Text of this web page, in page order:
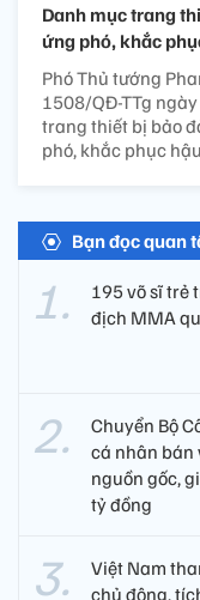
Danh mục trang
ứng phó, khắc
Phó Thủ tướng
1508/QĐ-TTg
trang thiết bị bảo
phó, khắc phục
Bạn đọc quan
195 võ sĩ trẻ
địch MMA
Chuyển Bộ
cá nhân bán
nguồn gốc,
tỷ đồng
Việt Nam
chủ động,